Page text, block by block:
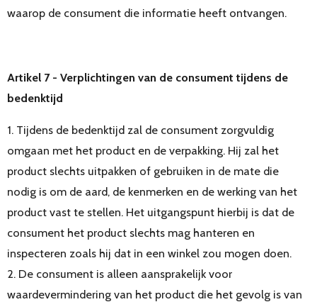
waarop de consument die informatie heeft ontvangen.
Artikel 7 - Verplichtingen van de consument tijdens de
bedenktijd
1. Tijdens de bedenktijd zal de consument zorgvuldig
omgaan met het product en de verpakking. Hij zal het
product slechts uitpakken of gebruiken in de mate die
nodig is om de aard, de kenmerken en de werking van het
product vast te stellen. Het uitgangspunt hierbij is dat de
consument het product slechts mag hanteren en
inspecteren zoals hij dat in een winkel zou mogen doen.
2. De consument is alleen aansprakelijk voor
waardevermindering van het product die het gevolg is van